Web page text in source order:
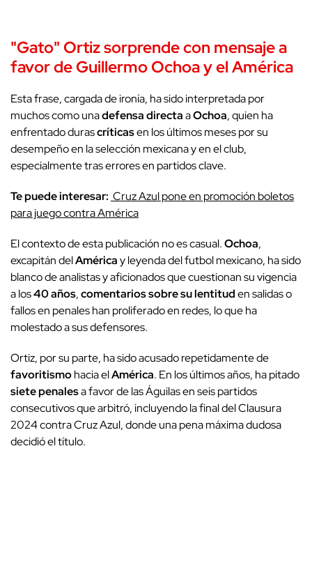
"Gato" Ortiz sorprende con mensaje a
favor de GuillermoOchoay elAmérica
Esta frase, cargada de ironía, ha sido interpretada por
muchos como unadefensa directaaOchoa, quien ha
enfrentado durascríticasen los últimos meses por su
desempeño en la selección mexicana y en el club,
especialmente tras errores en partidos clave.
Te puede interesar: Cruz Azul pone en promoción boletos
para juego contra América
El contexto de esta publicación no es casual.Ochoa,
excapitán delAméricay leyenda del futbol mexicano, ha sido
blanco de analistas y aficionados que cuestionan su vigencia
a los40 años,comentarios sobre su lentituden salidas o
fallos en penales han proliferado en redes, lo que ha
molestado a sus defensores.
Ortiz, por su parte, ha sido acusado repetidamente de
favoritismohacia elAmérica. En los últimos años, ha pitado
siete penalesa favor de las Águilas en seis partidos
consecutivos que arbitró, incluyendo la final del Clausura
2024 contra Cruz Azul, donde una pena máxima dudosa
decidió el título.